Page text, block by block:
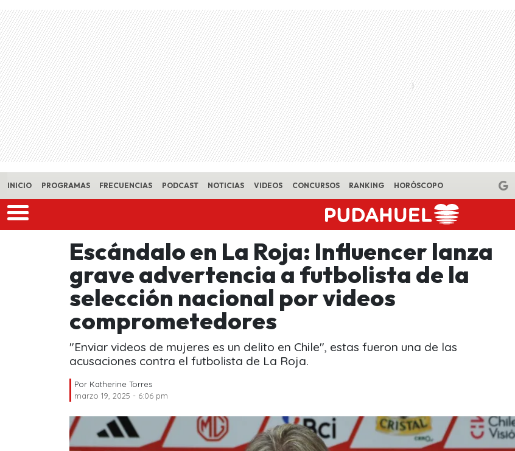
Skip to main content
INICIO PROGRAMAS FRECUENCIAS PODCAST NOTICIAS VIDEOS CONCURSOS RANKING HORÓSCOPO
Escándalo en La Roja: Influencer lanza
grave advertencia a futbolista de la
selección nacional por videos
comprometedores
"Enviar videos de mujeres es un delito en Chile", estas fueron una de las
acusaciones contra el futbolista de La Roja.
Por Katherine Torres
marzo 19, 2025 - 6:06 pm